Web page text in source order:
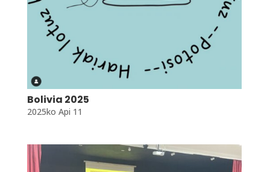
Bolivia 2025
2025ko Api 11